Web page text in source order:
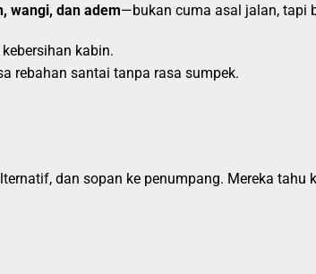
wangi, dan adem—bukan cuma asal jalan, tapi
kabin.
rebahan santai tanpa rasa sumpek.
dan sopan ke penumpang. Mereka